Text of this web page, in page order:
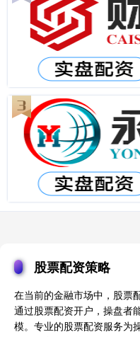
股票配资策略
在当前的金融市场中，股票
通过股票配资开户，操盘者
模。专业的股票配资服务为